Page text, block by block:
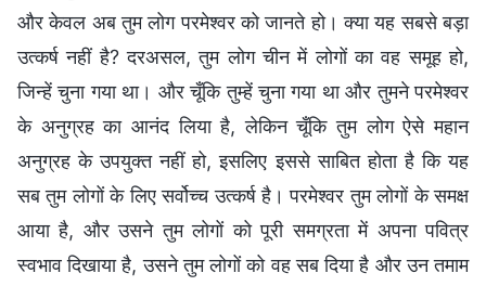
और केवल अब तुम लोग परमेश्वर को जानते हो। क्या यह सबसे बड़ा
उत्कर्ष नहीं है? दरअसल, तुम लोग चीन में लोगों का वह समूह हो,
जिन्हें चुना गया था। और चूँकि तुम्हें चुना गया था और तुमने परमेश्वर
के अनुग्रह का आनंद लिया है, लेकिन चूँकि तुम लोग ऐसे महान
अनुग्रह के उपयुक्त नहीं हो, इसलिए इससे साबित होता है कि यह
सब तुम लोगों के लिए सर्वोच्च उत्कर्ष है। परमेश्वर तुम लोगों के समक्ष
आया है, और उसने तुम लोगों को पूरी समग्रता में अपना पवित्र
स्वभाव दिखाया है, उसने तुम लोगों को वह सब दिया है और उन तमाम